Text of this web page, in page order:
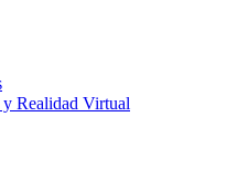
Realidad Virtual